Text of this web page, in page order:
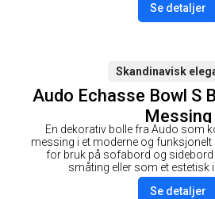
Se detaljer
Skandinavisk
Audo Echasse Bowl S
Messing
En dekorativ bolle fra Audo som
messing i et moderne og funksjonelt
for bruk på sofabord og
småting eller som et estetisk
Se detaljer